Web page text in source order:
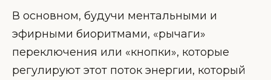
В основном, будучи ментальными и
эфирными биоритмами, «рычаги»
переключения или «кнопки», которые
регулируют этот поток энергии, который